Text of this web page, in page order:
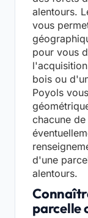
alentours.
vous
pour vous
bois ou
Poyols
chacune
d'une
alentours.
parcelle